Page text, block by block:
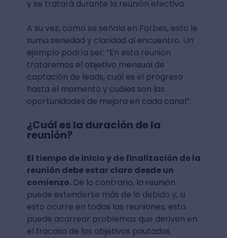
y se tratará durante la reunión efectiva.
A su vez, como se señala en Forbes, esto le
suma seriedad y claridad al encuentro. Un
ejemplo podría ser: “En esta reunión
trataremos el objetivo mensual de
captación de leads, cuál es el progreso
hasta el momento y cuáles son las
oportunidades de mejora en cada canal”.
¿Cuál es la duración de la
reunión?
El tiempo de inicio y de finalización de la
reunión debe estar claro desde un
comienzo. De lo contrario, la reunión
puede extenderse más de lo debido y, si
esto ocurre en todas las reuniones, esto
puede acarrear problemas que deriven en
el fracaso de los objetivos pautados.